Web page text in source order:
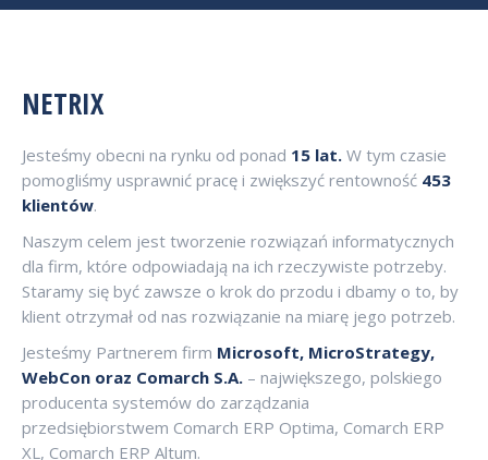
NETRIX
Jesteśmy obecni na rynku od ponad 15 lat. W tym czasie
pomogliśmy usprawnić pracę i zwiększyć rentowność 453
klientów.
Naszym celem jest tworzenie rozwiązań informatycznych
dla firm, które odpowiadają na ich rzeczywiste potrzeby.
Staramy się być zawsze o krok do przodu i dbamy o to, by
klient otrzymał od nas rozwiązanie na miarę jego potrzeb.
Jesteśmy Partnerem firm Microsoft, MicroStrategy,
WebCon oraz Comarch S.A. – największego, polskiego
producenta systemów do zarządzania
przedsiębiorstwem Comarch ERP Optima, Comarch ERP
XL, Comarch ERP Altum.